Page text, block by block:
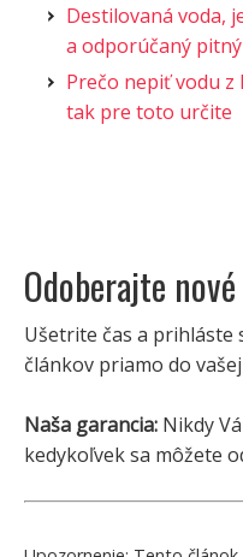
Destilovaná voda,
a odporúčaný
Prečo nepiť vodu z
tak pre toto určite
Odoberajte
Ušetrite čas a prihláste
článkov priamo do
Naša garancia: Nikdy
kedykoľvek sa môžete